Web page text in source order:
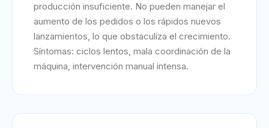
producción insuficiente. No pueden manejar el
aumento de los pedidos o los rápidos nuevos
lanzamientos, lo que obstaculiza el crecimiento.
Síntomas: ciclos lentos, mala coordinación de la
máquina, intervención manual intensa.